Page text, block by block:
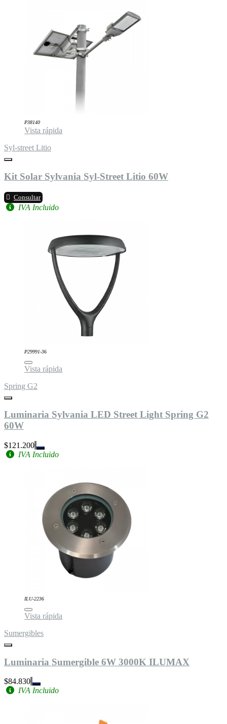
P38140
Vista rápida
Syl-street Litio
Kit Solar Sylvania Syl-Street Litio 60W
Consultar
IVA Incluido
P29991-36
Vista rápida
Spring G2
Luminaria Sylvania LED Street Light Spring G2
60W
$121.200
IVA Incluido
ILU-2236
Vista rápida
Sumergibles
Luminaria Sumergible 6W 3000K ILUMAX
$84.830
IVA Incluido